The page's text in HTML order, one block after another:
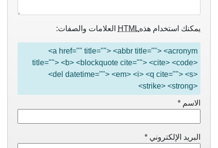
يمكنك استخدام هذهHTML العلامات والصفات:
<a href="" title=""> <abbr title=""> <acronym
title=""> <b> <blockquote cite=""> <cite> <code>
<del datetime=""> <em> <i> <q cite=""> <s>
<strike> <strong>
الاسم *
البريد الإلكتروني *